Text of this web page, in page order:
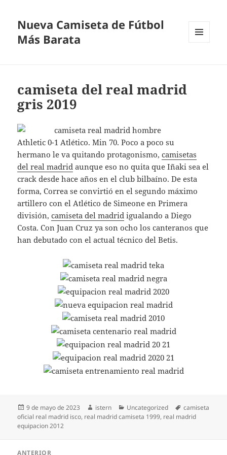
Nueva Camiseta de Fútbol
Más Barata
camiseta del real madrid
gris 2019
Athletic 0-1 Atlético. Min 70. Poco a poco su
hermano le va quitando protagonismo,camisetas
del real madrid aunque eso no quita que Iñaki sea el
crack desde hace años en el club bilbaíno. De esta
forma, Correa se convirtió en el segundo máximo
artillero con el Atlético de Simeone en Primera
división,camiseta del madrid igualando a Diego
Costa. Con Juan Cruz ya son ocho los canteranos que
han debutado con el actual técnico del Betis.
Publicado
el
9 de mayo de 2023 Autor
istern Categorías
Uncategorized Etiquetas
camiseta
oficial real madrid isco, real madrid camiseta 1999, real madrid
equipacion 2012
ANTERIOR